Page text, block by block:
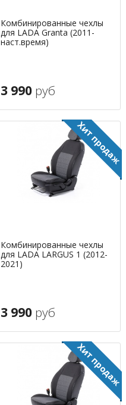
Комбинированные чехлы
для LADA Granta (2011-
наст.время)
3 990 руб
Комбинированные чехлы
для LADA LARGUS 1 (2012-
2021)
3 990 руб